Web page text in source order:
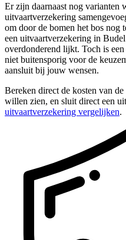
Er zijn daarnaast nog varianten
uitvaartverzekering
om door de bomen het bos nog
een uitvaartverzekering in
overdonderend lijkt. Toch is
niet buitensporig voor de
aansluit bij jouw wensen.
Bereken direct de kosten van
willen zien, en sluit direct een
uitvaartverzekering vergelijken.